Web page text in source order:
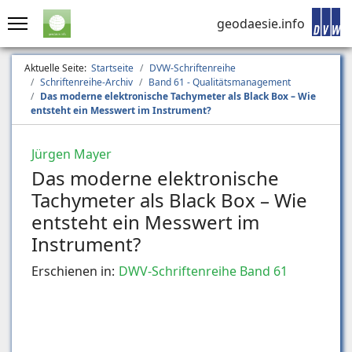
geodaesie.info
Aktuelle Seite: Startseite
DVW-Schriftenreihe
Schriftenreihe-Archiv
Band 61 - Qualitätsmanagement
Das moderne elektronische Tachymeter als Black Box – Wie
entsteht ein Messwert im Instrument?
Jürgen Mayer
Das moderne elektronische
Tachymeter als Black Box – Wie
entsteht ein Messwert im
Instrument?
Erschienen in: DWV-Schriftenreihe Band 61